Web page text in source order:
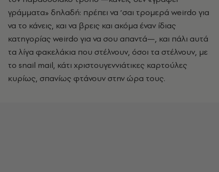
γράμματα» δηλαδή: πρέπει να ’σαι τρομερά weirdo για
να το κάνεις, και να βρεις και ακόμα έναν ίδιας
κατηγορίας weirdo για να σου απαντά—, και πάλι αυτά
τα λίγα φακελάκια που στέλνουν, όσοι τα στέλνουν, με
το snail mail, κάτι χριστουγεννιάτικες καρτούλες
κυρίως, σπανίως φτάνουν στην ώρα τους.